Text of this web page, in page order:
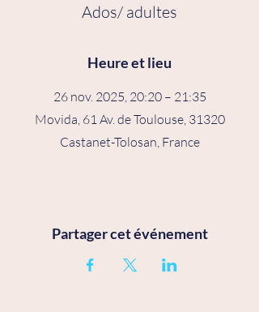
Ados/ adultes
Heure et lieu
26 nov. 2025, 20:20 – 21:35
Movida, 61 Av. de Toulouse, 31320
Castanet-Tolosan, France
Partager cet événement